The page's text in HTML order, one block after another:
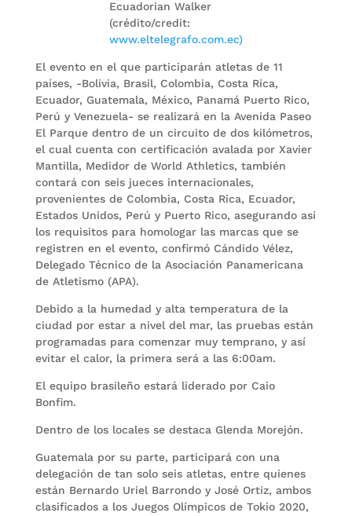
Ecuadorian Walker
(crédito/credit:
www.eltelegrafo.com.ec)
El evento en el que participarán atletas de 11
países, -Bolivia, Brasil, Colombia, Costa Rica,
Ecuador, Guatemala, México, Panamá Puerto Rico,
Perú y Venezuela- se realizará en la Avenida Paseo
El Parque dentro de un circuito de dos kilómetros,
el cual cuenta con certificación avalada por Xavier
Mantilla, Medidor de World Athletics, también
contará con seis jueces internacionales,
provenientes de Colombia, Costa Rica, Ecuador,
Estados Unidos, Perú y Puerto Rico, asegurando así
los requisitos para homologar las marcas que se
registren en el evento, confirmó Cándido Vélez,
Delegado Técnico de la Asociación Panamericana
de Atletismo (APA).
Debido a la humedad y alta temperatura de la
ciudad por estar a nivel del mar, las pruebas están
programadas para comenzar muy temprano, y así
evitar el calor, la primera será a las 6:00am.
El equipo brasileño estará liderado por Caio
Bonfim.
Dentro de los locales se destaca Glenda Morejón.
Guatemala por su parte, participará con una
delegación de tan solo seis atletas, entre quienes
están Bernardo Uriel Barrondo y José Ortiz, ambos
clasificados a los Juegos Olímpicos de Tokio 2020,